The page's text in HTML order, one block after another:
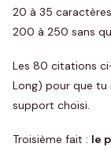
20 à 35
200 à 250 sans
Les 80 citations
Long) pour que tu
support choisi.
Troisième fait : le